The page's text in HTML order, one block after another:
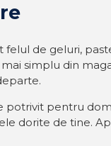
de geluri,
simplu din
potrivit pentru
dorite de tine.